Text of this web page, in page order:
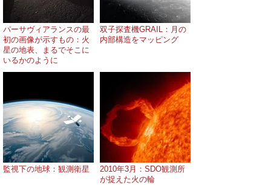
パーサヴィアランスの最
初の画像が示すもの：火
星の地表、まるでそこに
いるかのように
双子探査機GRAIL：月の
内部構造をマッピング
監視下の地球：観測衛星
2010年3月：SDO観測所
が捉えた火の輪